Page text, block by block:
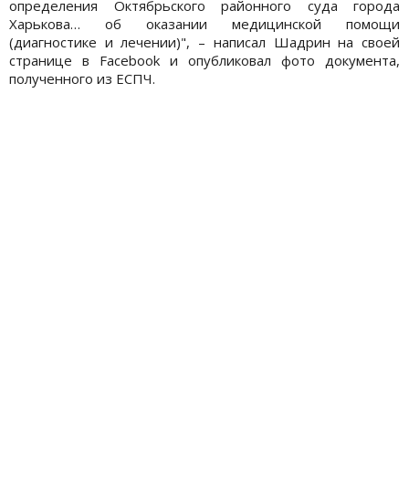
определения Октябрьского районного суда города
Харькова… об оказании медицинской помощи
(диагностике и лечении)", – написал Шадрин на своей
странице в Facebook и опубликовал фото документа,
полученного из ЕСПЧ.